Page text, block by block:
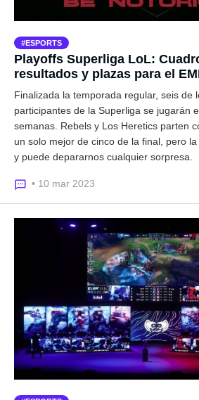
ESPORTS
Playoffs Superliga LoL:
resultados y plazas para el
Finalizada la temporada regular, seis de
participantes de la Superliga se jugarán
semanas. Rebels y Los Heretics parten
un solo mejor de cinco de la final, pero
y puede depararnos cualquier sorpresa.
• 10 mar 2023